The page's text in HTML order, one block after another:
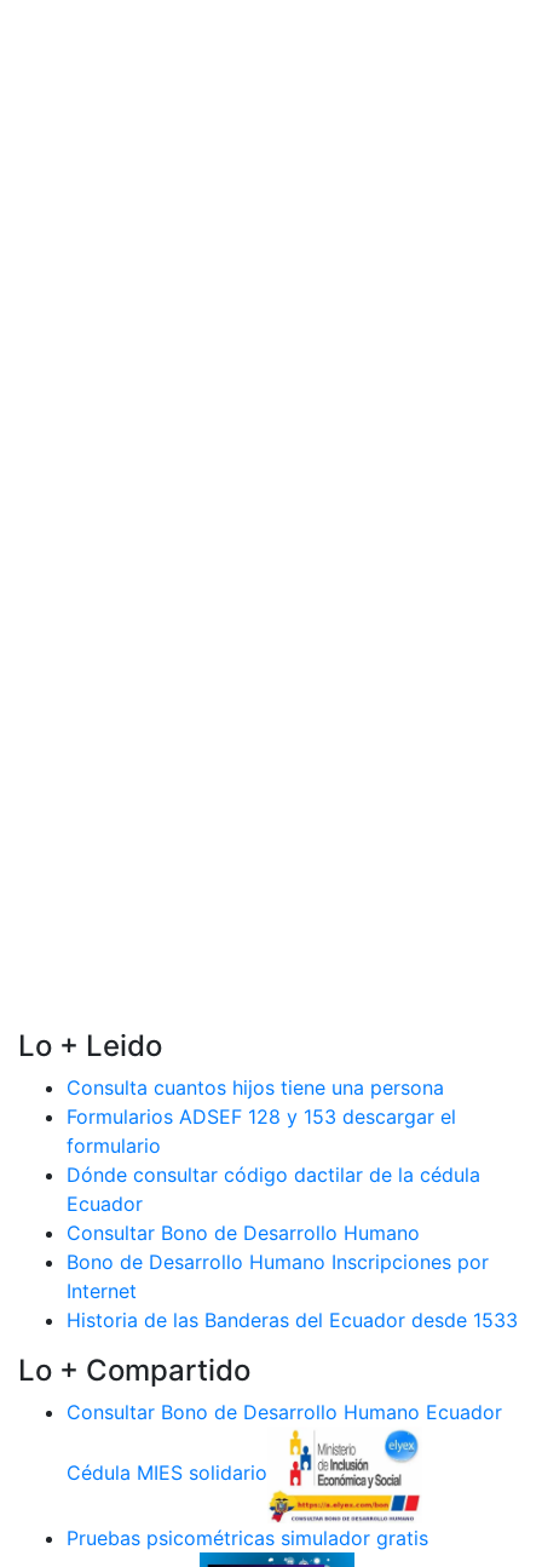
Lo + Leido
Consulta cuantos hijos tiene una persona
Formularios ADSEF 128 y 153 descargar el
formulario
Dónde consultar código dactilar de la cédula
Ecuador
Consultar Bono de Desarrollo Humano
Bono de Desarrollo Humano Inscripciones por
Internet
Historia de las Banderas del Ecuador desde 1533
Lo + Compartido
Consultar Bono de Desarrollo Humano Ecuador
Cédula MIES solidario
Pruebas psicométricas simulador gratis